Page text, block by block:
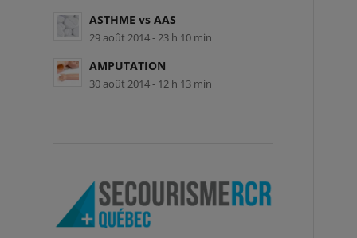
ASTHME vs AAS
29 août 2014 - 23 h 10 min
AMPUTATION
30 août 2014 - 12 h 13 min